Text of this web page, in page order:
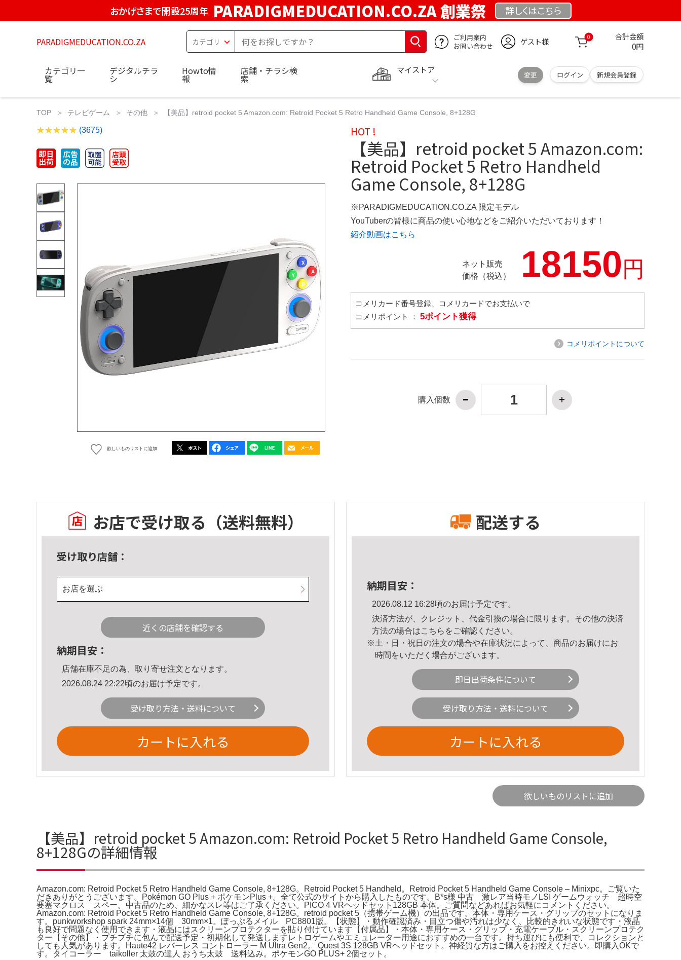
おかげさまで開設25周年 PARADIGMEDUCATION.CO.ZA 創業祭 詳しくはこちら
PARADIGMEDUCATION.CO.ZA
ご利用案内
お問い合わせ
ゲスト様 0 合計金額
0円
マイストア
変更 ログイン 新規会員登録
カテゴリ一
覧
デジタルチラ
シ
Howto情
報
店舗・チラシ検
索
TOP テレビゲーム その他 【美品】retroid pocket 5 Amazon.com: Retroid Pocket 5 Retro Handheld Game Console, 8+128G
(3675)
欲しいものリストに追加
HOT !
【美品】retroid pocket 5 Amazon.com:
Retroid Pocket 5 Retro Handheld
Game Console, 8+128G
※PARADIGMEDUCATION.CO.ZA 限定モデル
YouTuberの皆様に商品の使い心地などをご紹介いただいております！
紹介動画はこちら
ネット販売
価格（税込）
18150円
コメリカード番号登録、コメリカードでお支払いで
コメリポイント ： 5ポイント獲得
コメリポイントについて
購入個数
お店で受け取る （送料無料）
受け取り店舗：
お店を選ぶ
近くの店舗を確認する
納期目安：
店舗在庫不足の為、取り寄せ注文となります。
2026.08.24 22:22頃のお届け予定です。
受け取り方法・送料について
カートに入れる
配送する
納期目安：
2026.08.12 16:28頃のお届け予定です。
決済方法が、クレジット、代金引換の場合に限ります。その他の決済
方法の場合はこちら をご確認ください。
※土・日・祝日の注文の場合や在庫状況によって、商品のお届けにお
時間をいただく場合がございます。
即日出荷条件について
受け取り方法・送料について
カートに入れる
欲しいものリストに追加
【美品】retroid pocket 5 Amazon.com: Retroid Pocket 5 Retro Handheld Game Console,
8+128Gの詳細情報
Amazon.com: Retroid Pocket 5 Retro Handheld Game Console, 8+128G。Retroid Pocket 5 Handheld。Retroid Pocket 5 Handheld Game Console – Minixpc。ご覧いた
だきありがとうございます。Pokémon GO Plus + ポケモンPlus +。全て公式のサイトから購入したものです。B*s様 中古 激レア当時モノLSI ゲームウォッチ 超時空
要塞マクロス スペー。中古品のため、細かなスレ等はご了承ください。PICO 4 VRヘッドセット128GB 本体。ご質問などあればお気軽にコメントください。
Amazon.com: Retroid Pocket 5 Retro Handheld Game Console, 8+128G。retroid pocket 5（携帯ゲーム機）の出品です。本体・専用ケース・グリップのセットになりま
す。punkworkshop spark 24mm×14個 30mm×1。ぽっぷるメイル PC8801版。【状態】・動作確認済み・目立つ傷や汚れは少なく、比較的きれいな状態です・液晶
も良好で問題なく使用できます・液晶にはスクリーンプロテクターを貼り付けています【付属品】・本体・専用ケース・グリップ・充電ケーブル・スクリーンプロテク
ター【その他】・プチプチに包んで配送予定・初期化して発送しますレトロゲームやエミュレーター用途におすすめの一台です。持ち運びにも便利で、コレクションと
しても人気があります。Haute42 レバーレス コントローラー M Ultra Gen2。 Quest 3S 128GB VRヘッドセット。神経質な方はご購入をお控えください。即購入OKで
す。タイコーラー taikoller 太鼓の達人 おうち太鼓 送料込み。ポケモンGO PLUS+ 2個セット。